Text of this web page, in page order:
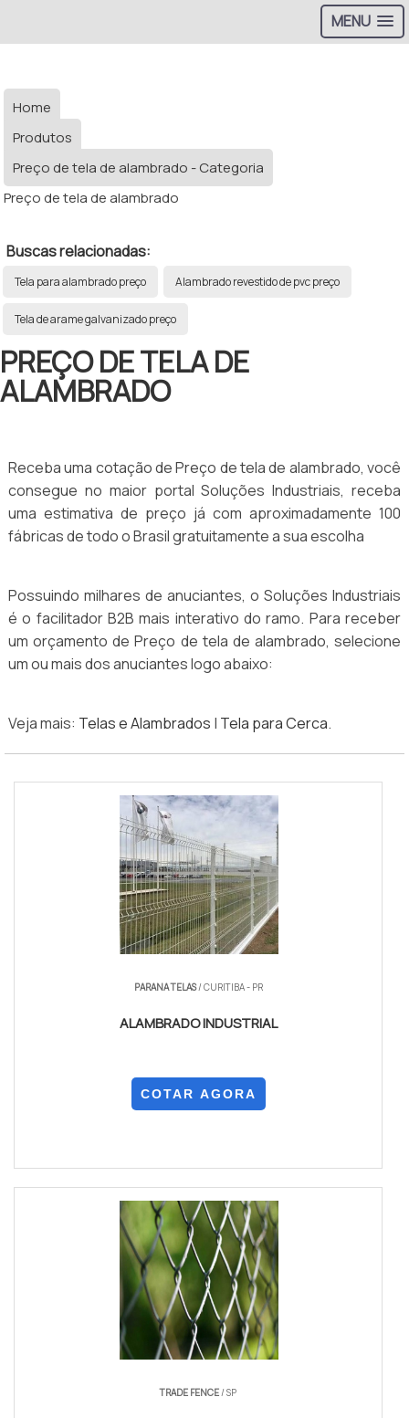
MENU
Home
Produtos
Preço de tela de alambrado - Categoria
Preço de tela de alambrado
Buscas relacionadas:
Tela para alambrado preço Alambrado revestido de pvc preço
Tela de arame galvanizado preço
PREÇO DE TELA DE
ALAMBRADO
Receba uma cotação de Preço de tela de alambrado, você
consegue no maior portal Soluções Industriais, receba
uma estimativa de preço já com aproximadamente 100
fábricas de todo o Brasil gratuitamente a sua escolha
Possuindo milhares de anuciantes, o Soluções Industriais
é o facilitador B2B mais interativo do ramo. Para receber
um orçamento de Preço de tela de alambrado, selecione
um ou mais dos anuciantes logo abaixo:
Veja mais: Telas e Alambrados | Tela para Cerca.
PARANA TELAS/ CURITIBA - PR
ALAMBRADO INDUSTRIAL
COTAR AGORA
TRADE FENCE/ SP